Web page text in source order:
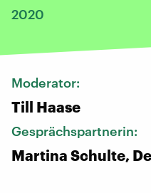
2020
Moderator:
Till Haase
Gesprächspartnerin:
Martina Schulte,